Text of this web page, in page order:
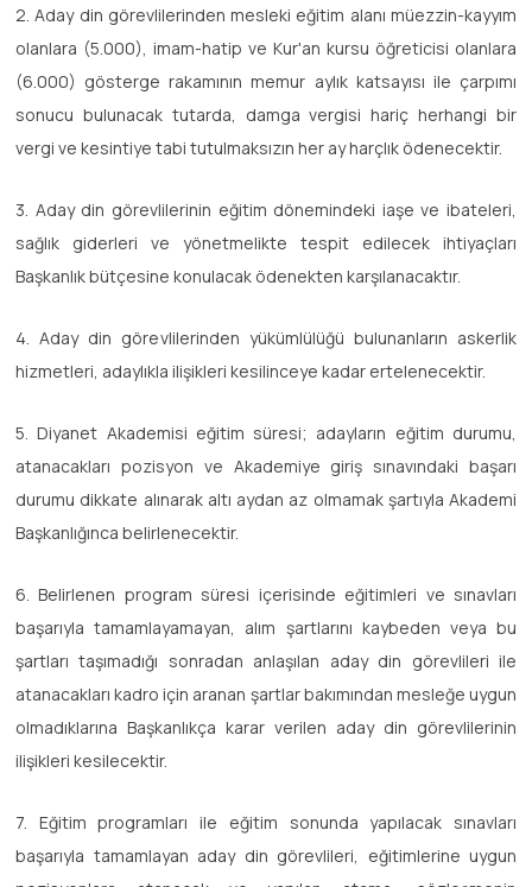
2. Aday din görevlilerinden mesleki eğitim alanı müezzin-kayyım
olanlara (5.000), imam-hatip ve Kur'an kursu öğreticisi olanlara
(6.000) gösterge rakamının memur aylık katsayısı ile çarpımı
sonucu bulunacak tutarda, damga vergisi hariç herhangi bir
vergi ve kesintiye tabi tutulmaksızın her ay harçlık ödenecektir.
3. Aday din görevlilerinin eğitim dönemindeki iaşe ve ibateleri,
sağlık giderleri ve yönetmelikte tespit edilecek ihtiyaçları
Başkanlık bütçesine konulacak ödenekten karşılanacaktır.
4. Aday din görevlilerinden yükümlülüğü bulunanların askerlik
hizmetleri, adaylıkla ilişikleri kesilinceye kadar ertelenecektir.
5. Diyanet Akademisi eğitim süresi; adayların eğitim durumu,
atanacakları pozisyon ve Akademiye giriş sınavındaki başarı
durumu dikkate alınarak altı aydan az olmamak şartıyla Akademi
Başkanlığınca belirlenecektir.
6. Belirlenen program süresi içerisinde eğitimleri ve sınavları
başarıyla tamamlayamayan, alım şartlarını kaybeden veya bu
şartları taşımadığı sonradan anlaşılan aday din görevlileri ile
atanacakları kadro için aranan şartlar bakımından mesleğe uygun
olmadıklarına Başkanlıkça karar verilen aday din görevlilerinin
ilişikleri kesilecektir.
7. Eğitim programları ile eğitim sonunda yapılacak sınavları
başarıyla tamamlayan aday din görevlileri, eğitimlerine uygun